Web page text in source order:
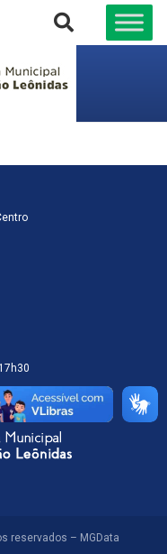
reservados – MGData